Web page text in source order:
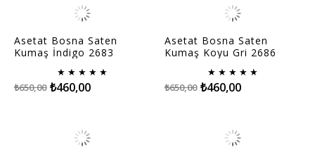
Asetat Bosna Saten
Kumaş İndigo 2683
★ ★ ★ ★ ★
₺460,00
₺650,00
Asetat Bosna Saten
Kumaş Koyu Gri 2686
★ ★ ★ ★ ★
₺460,00
₺650,00